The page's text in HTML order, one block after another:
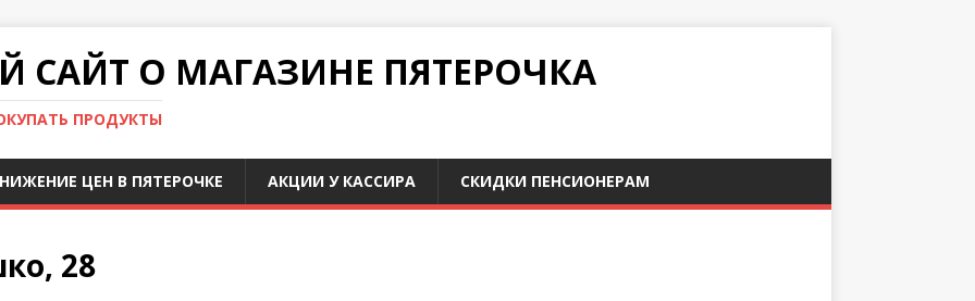
О МАГАЗИНЕ ПЯТЕРОЧКА
ПРОДУКТЫ
ЦЕН В ПЯТЕРОЧКЕ АКЦИИ У КАССИРА СКИДКИ ПЕНСИОНЕРАМ
28